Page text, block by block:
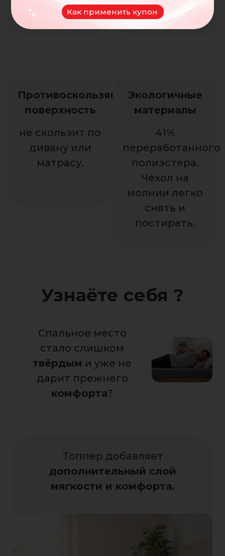
даже ночью.
Противоскользящая
поверхность
не скользит по
дивану или
матрасу.
Экологичные
материалы
41%
переработанного
полиэстера.
Чехол на
молнии легко
снять и
постирать.
Узнаёте себя ?
Спальное место
стало слишком
твёрдым и уже не
дарит прежнего
комфорта?
Топпер добавляет
дополнительный слой
мягкости и комфорта.
Как применить купон